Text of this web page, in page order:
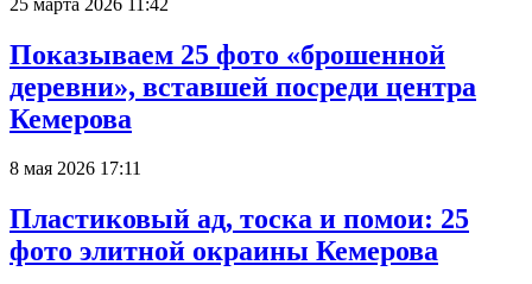
Показываем 25 фото «брошенной
деревни», вставшей посреди центра
Кемерова
8 мая 2026 17:11
Пластиковый ад, тоска и помои: 25
фото элитной окраины Кемерова